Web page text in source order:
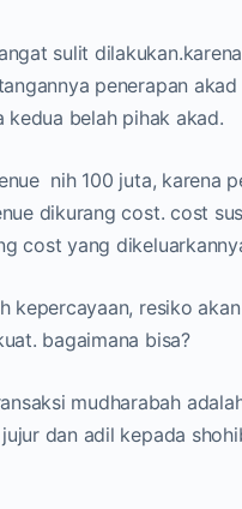
sulit
penerapan
belah pihak akad.
nih 100 juta, karena
dikurang cost. cost
cost yang
kepercayaan, resiko
bagaimana bisa?
mudharabah
dan adil kepada